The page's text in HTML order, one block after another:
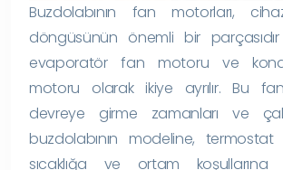
Buzdolabının fan motorları,
döngüsünün önemli bir
evaporatör fan motoru ve
motoru olarak ikiye ayrılır. Bu fan
devreye girme zamanları ve
buzdolabının modeline, termostat
sıcaklığa ve ortam koşullarına